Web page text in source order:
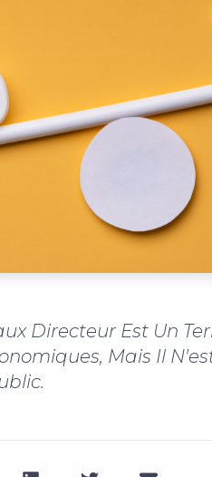
Directeur Est Un
Mais Il